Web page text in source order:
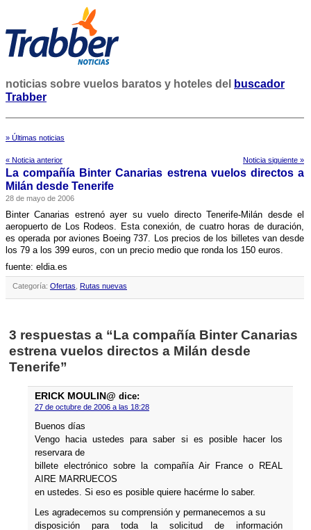
noticias sobre vuelos baratos y hoteles del
buscador
Trabber
» Últimas noticias
« Noticia anterior Noticia siguiente »
La compañí­a Binter Canarias estrena vuelos directos a
Milán desde Tenerife
28 de mayo de 2006
Binter Canarias estrenó ayer su vuelo directo Tenerife-Milán desde el
aeropuerto de Los Rodeos. Esta conexión, de cuatro horas de duración,
es operada por aviones Boeing 737. Los precios de los billetes van desde
los 79 a los 399 euros, con un precio medio que ronda los 150 euros.
fuente: eldia.es
Categoría: Ofertas Rutas nuevas
3 respuestas a “La compañí­a Binter Canarias
estrena vuelos directos a Milán desde
Tenerife”
ERICK MOULIN@ dice:
27 de octubre de 2006 a las 18:28
Buenos dí­as
Vengo hacia ustedes para saber si es posible hacer los
reservara de
billete electrónico sobre la compañí­a Air France o REAL
AIRE MARRUECOS
en ustedes. Si eso es posible quiere hacérme lo saber.
Les agradecemos su comprensión y permanecemos a su
disposición para toda la solicitud de información